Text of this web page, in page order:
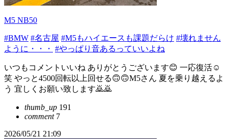
M5 NB50
#BMW #名古屋 #M5もハイエースも課題だらけ #壊れません
ように・・・ #やっぱり音あるっていいよね
いつもコメントいいね ありがとうございます😊 一応復活☺️
笑 やっと4500回転以上回せる🙃🙃M5さん 夏を乗り越えるよ
う 宜しくお願い致します🙇🙇
thumb_up 191
comment7
2026/05/21 21:09